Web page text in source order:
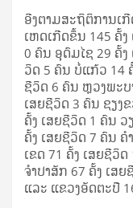
ອີງ​ຕາມ​ສະ­ຖິ­ຕິ​ການ​ເ
ເຫດ​ເກີດ​ຂຶ້ນ 145 ຄັ້ງ
0 ຄົນ ອຸ­ດົມ​ໄຊ 29 ຄັ້
ວິດ 5 ຄົນ ບໍ່​ແກ້ວ 14
ຊີ­ວິດ 6 ຄົນ ຫຼວງ​ພະ​ບ
ເສຍ​ຊີ­ວິດ 3 ຄົນ ຊຽງ​
ຄັ້ງ ເສຍ​ຊີ­ວິດ 1 ຄົນ ວ
ຄັ້ງ ເສຍ​ຊີ­ວິດ 7 ຄົນ
ເຂດ 71 ຄັ້ງ ເສຍ​ຊີ­ວິ
ຈຳ­ປາ​ສັກ 67 ຄັ້ງ ເສ
ແລະ ແຂວງ​ອັດ​ຕະ​ປື